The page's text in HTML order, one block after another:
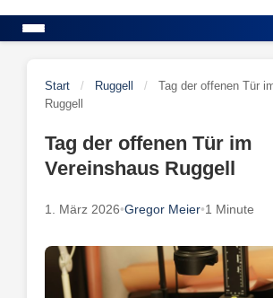
Start / Ruggell /
Tag der offenen Tür
Ruggell
Tag der offenen Tür im
Vereinshaus Ruggell
1. März 2026•Gregor Meier•1 Minute